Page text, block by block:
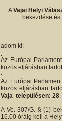
AVajai Helyi
bekezdése
adom ki:
Az Európai
közös eljárásban
Az Európai
közös eljárásban
Vaja településen: 28
A Ve. 307/G. § (1)
16.00 óráig kell a